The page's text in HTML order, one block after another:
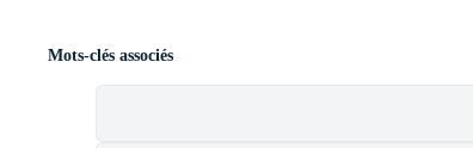
Mots-clés associés